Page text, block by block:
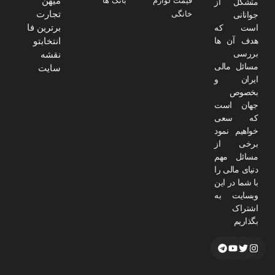
جوانانی
است که
هدف آن ها
بررسی
مسائل مالی
ایران و
بخصوص
جهان است
که سعی
خواهیم نمود
برخی از
مسائل مهم
دنیای مالی را
با شما در این
وبسایت به
اشتراک
بگذاریم
خانگی
تجارت
برترین فا
انتخابتو
نقشه
سایت